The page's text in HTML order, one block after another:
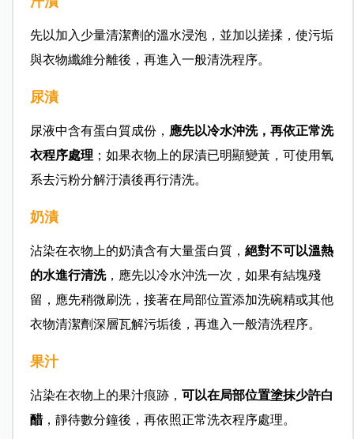
先以加入少量清潔劑的溫水浸泡，並加以搓揉，使污垢
與衣物纖維分離後，再進入一般清洗程序。
尿漬
尿液中含有蛋白質成份， 應先以冷水沖洗，再依正常洗
衣程序處理 ；如果衣物上的尿漬已明顯變黃，可使用氧
系去污粉分解汙漬後再行清洗。
奶漬
沾染在衣物上的奶漬含有大量蛋白質， 絕對不可以溫熱
的水進行清洗，應先以冷水沖洗一次，如果有結塊殘
留，應先稍微刷洗，接著在局部位置添加洗碗精或其他
衣物清潔劑深層瓦解污垢後，再進入一般清洗程序。
果汁
沾染在衣物上的果汁痕跡， 可以在局部位置塗抹少許白
醋，靜待數分鐘後，再依照正常洗衣程序處理。